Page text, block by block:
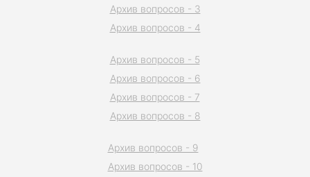
Архив вопросов - 3
Архив вопросов - 4
Архив вопросов - 5
Архив вопросов - 6
Архив вопросов - 7
Архив вопросов - 8
Архив вопросов - 9
Архив вопросов - 10